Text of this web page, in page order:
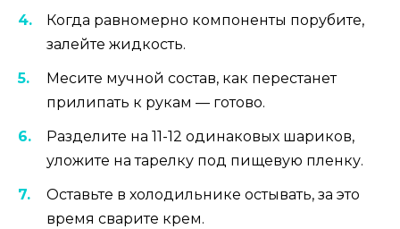
Когда равномерно компоненты порубите,
залейте жидкость.
Месите мучной состав, как перестанет
прилипать к рукам — готово.
Разделите на 11-12 одинаковых шариков,
уложите на тарелку под пищевую пленку.
Оставьте в холодильнике остывать, за это
время сварите крем.